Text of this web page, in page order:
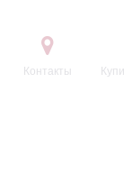
Контакты